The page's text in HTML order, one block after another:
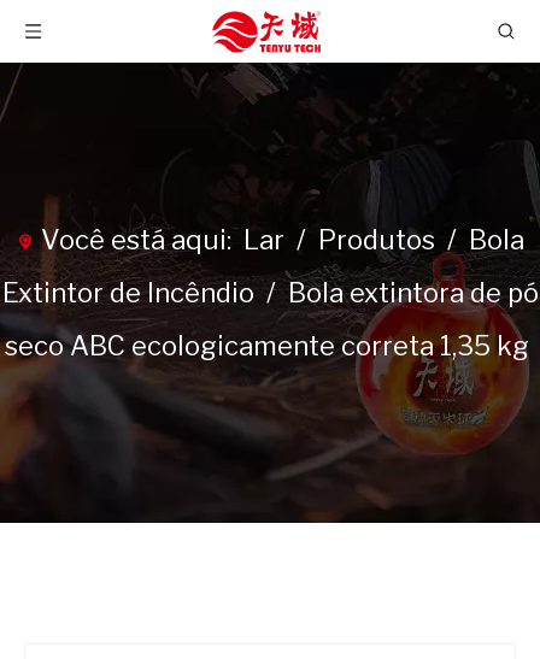
Você está aqui: Lar / Produtos / Bola
Extintor de Incêndio / Bola extintora de pó
seco ABC ecologicamente correta 1,35 kg